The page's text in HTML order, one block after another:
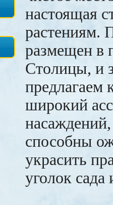
настоящая
растениям.
размещен в
Столицы, и
предлагаем
широкий
способны
украсить
уголок сада